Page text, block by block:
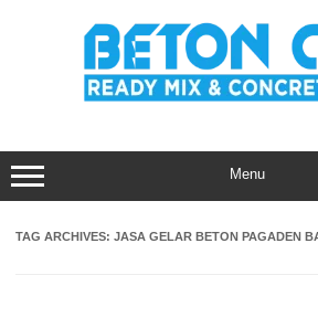
Menu
TAG ARCHIVES: JASA GELAR BETON PAGADEN